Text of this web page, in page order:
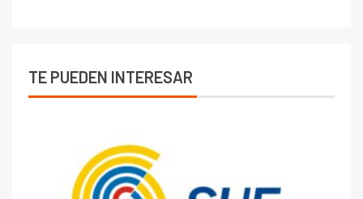
TE PUEDEN INTERESAR